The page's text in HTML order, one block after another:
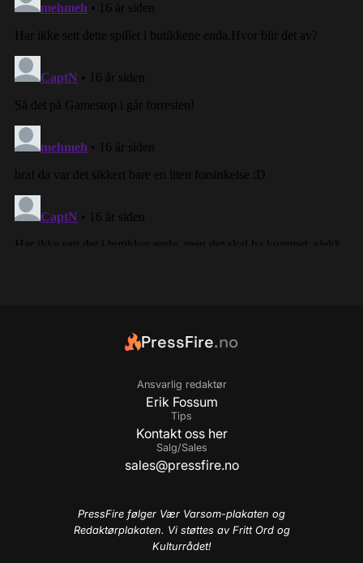
PressFire.no
Ansvarlig redaktør
Erik Fossum
Tips
Kontakt oss her
Salg/Sales
sales@pressfire.no
PressFire følger Vær Varsom-plakaten og
Redaktørplakaten. Vi støttes av Fritt Ord og
Kulturrådet!